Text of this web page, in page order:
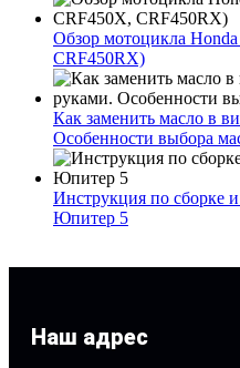
Обзор мотоцикла
CRF450RX)
Как заменить масло в
Особенности выбора
Инструкция по сборке
Юпитер 5
Наш адрес